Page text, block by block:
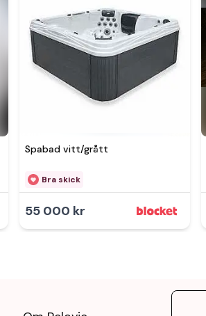
Spabad vitt/grått
Bra skick
55 000 kr